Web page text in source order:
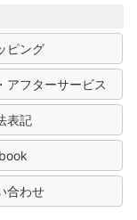
ピング
アフターサービス
表記
合わせ